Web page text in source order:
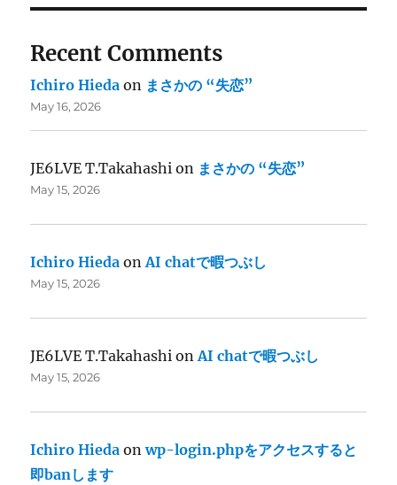
Recent Comments
Ichiro Hieda on まさかの “失恋”
May 16, 2026
JE6LVE T.Takahashi on まさかの “失恋”
May 15, 2026
Ichiro Hieda onAI chatで暇つぶし
May 15, 2026
JE6LVE T.Takahashi onAI chatで暇つぶし
May 15, 2026
Ichiro Hieda onwp-login.phpをアクセスすると
即banします